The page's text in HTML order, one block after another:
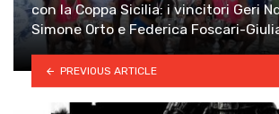
con la Coppa Sicilia: i vincitori Geri
Simone Orto e Federica Foscari-
PREVIOUS ARTICLE